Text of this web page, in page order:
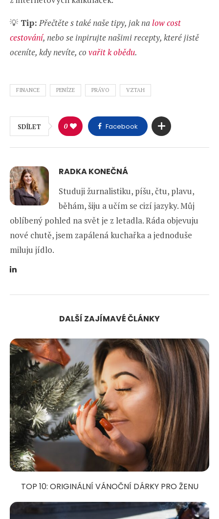
💡 Tip: Přečtěte s také naše tipy, jak nalow cost
cestování, nebo se inpirujte našimi recepty, které jistě
oceníte, kdy nevíte, co vařit k obědu.
FINANCE PENÍZE PRÁVO VZTAH
SDÍLET 0 Facebook
RADKA KONEČNÁ
Studuji žurnalistiku, píšu, čtu, plavu,
běhám, šiju a učím se cizí jazyky. Můj
oblíbený pohled na svět je z letadla. Ráda objevuju
nové chutě, jsem zapálená kuchařka a jednoduše
miluju jídlo.
DALŠÍ ZAJÍMAVÉ ČLÁNKY
TOP 10: ORIGINÁLNÍ VÁNOČNÍ DÁRKY PRO ŽENU